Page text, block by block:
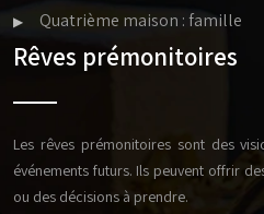
Quatrième maison : famille
Rêves prémonitoires
Les rêves prémonitoires sont des
événements futurs. Ils peuvent offrir
ou des décisions à prendre.